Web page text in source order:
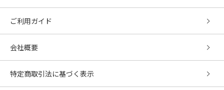
ご利用ガイド
会社概要
特定商取引法に基づく表示